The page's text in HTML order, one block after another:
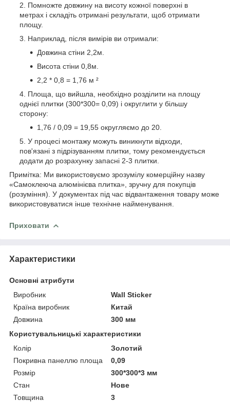
Помножте довжину на висоту кожної поверхні в
метрах і складіть отримані результати, щоб отримати
площу.
Наприклад, після вимірів ви отримали:
Довжина стіни 2,2м.
Висота стіни 0,8м.
2,2 * 0,8 = 1,76 м ²
Площа, що вийшла, необхідно розділити на площу
однієї плитки (300*300= 0,09) і округлити у більшу
сторону:
1,76 / 0,09 = 19,55 округляємо до 20.
У процесі монтажу можуть виникнути відходи,
пов'язані з підрізуванням плитки, тому рекомендується
додати до розрахунку запасні 2-3 плитки.
Примітка: Ми використовуємо зрозумілу комерційну назву
«Самоклеюча алюмінієва плитка», зручну для покупців
(розуміння). У документах під час відвантаження товару може
використовуватися інше технічне найменування.
Приховати
Характеристики
Основні атрибути
Виробник
Wall Sticker
Країна виробник
Китай
Довжина
300 мм
Користувальницькі характеристики
Колір
Золотий
Покривна панеллю площа
0,09
Розмір
300*300*3 мм
Стан
Нове
Товщина
3